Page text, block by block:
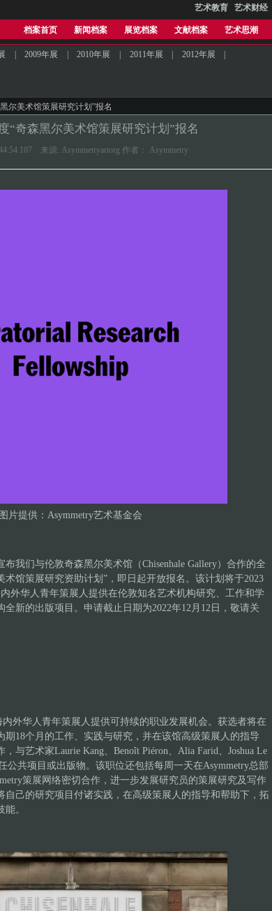
艺术教育 艺术财经
档案首页 新闻档案 展览档案 文献档案 艺术思潮
2009年展 2010年展 2011年展 2012年展
尔美术馆策展研究计划”报名
“奇森黑尔美术馆策展研究计划”报名
来源: Asymmetryartorg 作者： Asymmetry
图片提供：Asymmetry艺术基金会
我们与伦敦奇森黑尔美术馆（Chisenhale Gallery）合作的全
术馆策展研究资助计划”，即日起开放报名。该计划将于2023
外华人青年策展人提供在伦敦知名艺术机构研究、工作和学
新的出版项目。申请截止日期为2022年12月12日，敬请关
外华人青年策展人提供可持续的职业发展机会。获选者将在
期18个月的工作、实践与研究，并在该馆高级策展人的指导
与艺术家Laurie Kang、Benoît Piéron、Alia Farid、Joshua Le
公共项目或出版物。该职位还包括每周一天在Asymmetry总部
策展网络密切合作，进一步发展研究员的策展研究及写作
自己的研究项目付诸实践，在高级策展人的指导和帮助下，拓
。